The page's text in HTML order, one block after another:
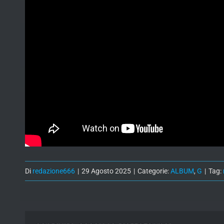
Di redazione666 | 29 Agosto 2025 | Categorie:ALBUM, G | Tag: